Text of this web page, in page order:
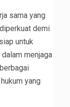
sama yang
demi
untuk
menjaga
yang